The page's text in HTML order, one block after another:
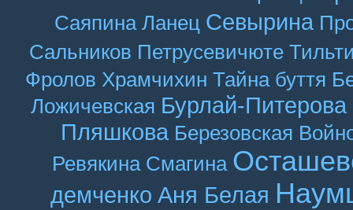
Саяпина Ланец Севырина
Сальников Петрусевичюте
Фролов Храмчихин Тайна буття
Ложичевская Бурлай-Питерова
Пляшкова Березовская
Ревякина Смагина
демченко Аня Белая